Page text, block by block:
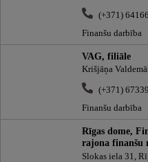
(+371)
Finanšu darbība
VAG, filiāle
Krišjāņa
(+371)
Finanšu darbība
Rīgas dome,
rajona finanšu
Slokas iela 31,